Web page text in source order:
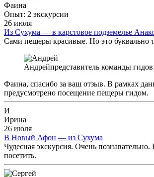
Фаина
Опыт: 2 экскурсии
26 июля
Из Сухума — в карстовое подземелье
Сами пещеры красивые. Но это буквально
Андрейпредставитель команды гидов
Фаина, спасибо за ваш отзыв. В рамках
предусмотрено посещение пещеры гидом.
И
Ирина
26 июля
В Новый Афон — из Сухума
Чудесная экскурсия. Очень
посетить.